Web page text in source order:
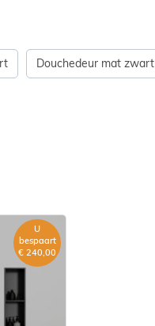
Douchedeur mat zwart
U
bespaart
€ 240,00